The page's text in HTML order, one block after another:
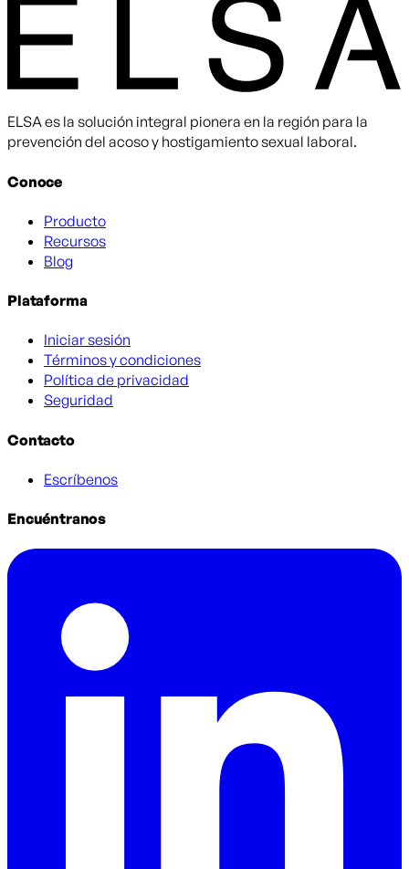
ELSA es la solución integral pionera en la región para la
prevención del acoso y hostigamiento sexual laboral.
Conoce
Producto
Recursos
Blog
Plataforma
Iniciar sesión
Términos y condiciones
Política de privacidad
Seguridad
Contacto
Escríbenos
Encuéntranos